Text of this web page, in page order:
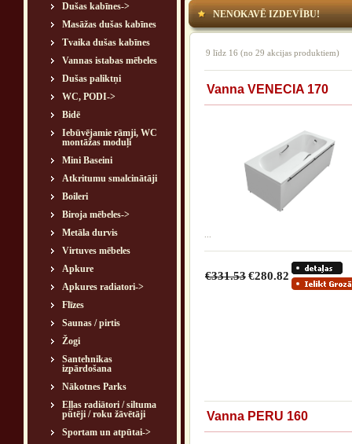
Dušas kabīnes->
Masāžas dušas kabīnes
Tvaika dušas kabīnes
Vannas istabas mēbeles
Dušas paliktņi
WC, PODI->
Bidē
Iebūvējamie rāmji, WC
montāžas moduļi
Mini Baseini
Atkritumu smalcinātāji
Boileri
Biroja mēbeles->
Metāla durvis
Virtuves mēbeles
Apkure
Apkures radiatori->
Flīzes
Saunas / pirtis
Žogi
Santehnikas
izpārdošana
Nākotnes Parks
Eļļas radiātori / siltuma
pūtēji / roku žāvētāji
Sportam un atpūtai->
NENOKAVĒ IZDEVĪBU!
9 līdz 16 (no 29 akcijas produktiem)
Vanna VENECIA 170
€331.53€280.82
Vanna PERU 160